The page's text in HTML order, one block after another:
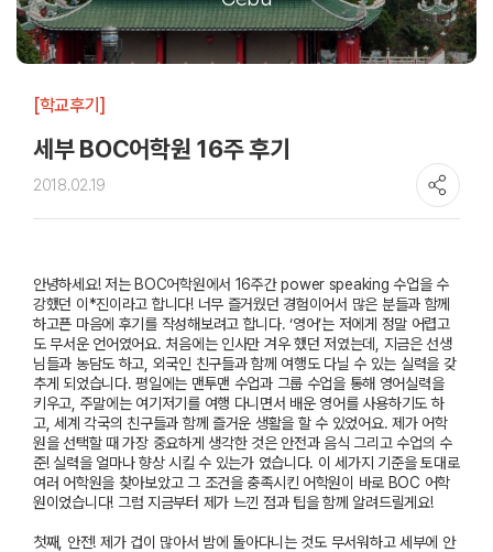
[학교후기]
세부 BOC어학원 16주 후기
2018.02.19
안녕하세요!저는 BOC어학원에서 16주간power speaking 수업을 수
강했던 이*진이라고 합니다! 너무 즐거웠던 경험이어서 많은 분들과 함께
하고픈 마음에 후기를 작성해보려고 합니다. ‘영어’는 저에게 정말 어렵고
도 무서운 언어였어요. 처음에는 인사만 겨우 했던 저였는데
지금은 선생
님들과 농담도 하고 외국인 친구들과 함께 여행도 다닐 수 있는 실력을 갖
추게 되었습니다.평일에는 맨투맨 수업과 그룹 수업을 통해 영어실력을
키우고 주말에는 여기저기를 여행 다니면서 배운 영어를 사용하기도 하
고,세계 각국의 친구들과 함께 즐거운 생활을 할 수 있었어요. 제가 어학
원을 선택할 때 가장 중요하게 생각한 것은 안전과 음식 그리고 수업의 수
준! 실력을 얼마나 향상 시킬 수 있는가 였습니다. 이 세가지 기준을 토대로
여러 어학원을 찾아보았고 그 조건을 충족시킨 어학원이 바로 BOC 어학
원이었습니다! 그럼 지금부터 제가 느낀 점과 팁을 함께 알려드릴게요!
첫째 안전! 제가 겁이 많아서 밤에 돌아다니는 것도 무서워하고 세부에 안